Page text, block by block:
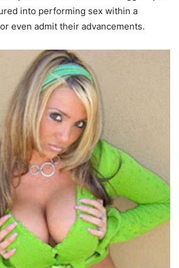
into performing sex within a
even admit their advancements.